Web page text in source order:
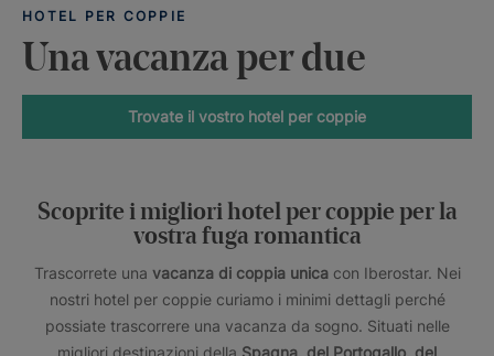
HOTEL PER COPPIE
Una vacanza per due
Trovate il vostro hotel per coppie
Scoprite i migliori hotel per coppie per la
vostra fuga romantica
Trascorrete una vacanza di coppia unicacon Iberostar. Nei
nostri hotel per coppie curiamo i minimi dettagli perché
possiate trascorrere una vacanza da sogno. Situati nelle
migliori destinazioni della Spagna, del Portogallo, del